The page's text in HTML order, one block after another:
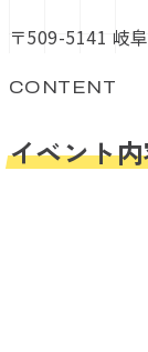
〒509-5141 岐
CONTENT
イベント